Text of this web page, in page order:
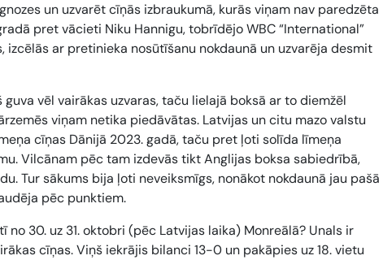
un uzvarēt cīņās izbraukumā, kurās viņam nav paredzēta
pret vācieti Niku Hannigu, tobrīdējo WBC “International”
ar pretinieka nosūtīšanu nokdaunā un uzvarēja desmit
vēl vairākas uzvaras, taču lielajā boksā ar to diemžēl
viņam netika piedāvātas. Latvijas un citu mazo valstu
cīņas Dānijā 2023. gadā, taču pret ļoti solīda līmeņa
Vilcānam pēc tam izdevās tikt Anglijas boksa sabiedrībā,
Tur sākums bija ļoti neveiksmīgs, nonākot nokdaunā jau pašā
pēc punktiem.
30. uz 31. oktobri (pēc Latvijas laika) Monreālā? Unals ir
cīņas. Viņš iekrājis bilanci 13-0 un pakāpies uz 18. vietu